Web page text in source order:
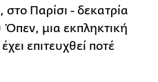
Παρίσι - δεκατρία
μια εκπληκτική
επιτευχθεί ποτέ